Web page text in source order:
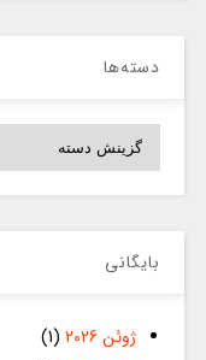
دسته‌ها
دسته‌ها
بایگانی
ژوئن 2026
(1)